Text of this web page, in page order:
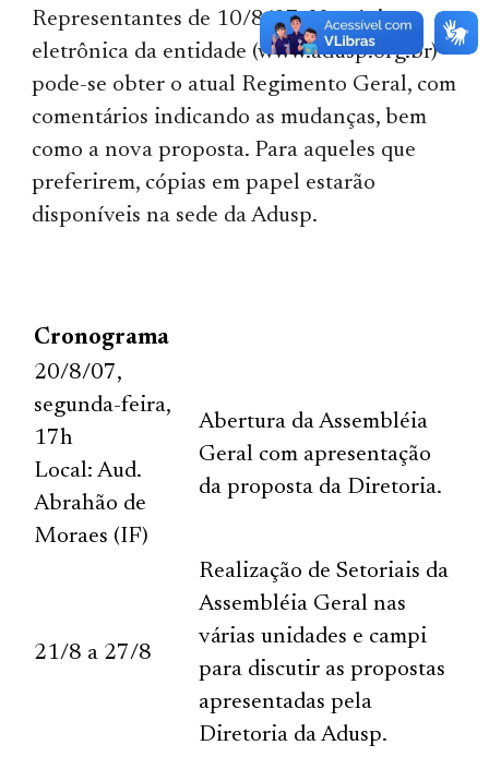
Representantes de 10/8/07. Na página
eletrônica da entidade (www.adusp.org.br)
pode-se obter o atual Regimento Geral, com
comentários indicando as mudanças, bem
como a nova proposta. Para aqueles que
preferirem, cópias em papel estarão
disponíveis na sede da Adusp.
Cronograma
20/8/07,
segunda-feira,
17h
Local: Aud.
Abrahão de
Moraes (IF)
Abertura da Assembléia
Geral com apresentação
da proposta da Diretoria.
21/8 a 27/8
Realização de Setoriais da
Assembléia Geral nas
várias unidades e campi
para discutir as propostas
apresentadas pela
Diretoria da Adusp.